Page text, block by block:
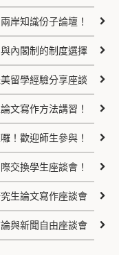
兩岸知識份子論壇！
內閣制的制度選擇
留學經驗分享座談
文寫作方法講習！
！歡迎師生參與！
交換學生座談會！
生論文寫作座談會
與新聞自由座談會